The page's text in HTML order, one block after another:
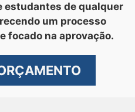
estudantes de qualquer
um processo
focado na aprovação.